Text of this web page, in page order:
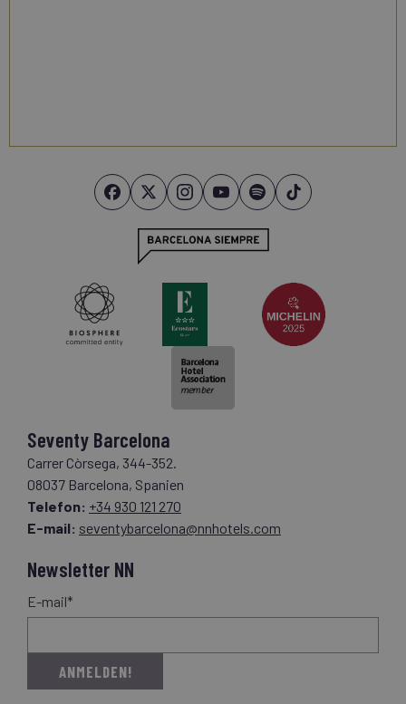
Seventy Barcelona
Carrer Còrsega, 344-352.
08037 Barcelona, Spanien
Telefon: +34 930 121 270
E-mail: seventybarcelona@nnhotels.com
Newsletter NN
E-mail*
ANMELDEN!